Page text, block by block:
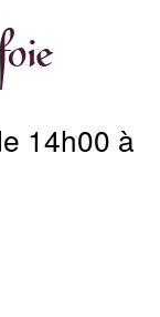
14h00 à